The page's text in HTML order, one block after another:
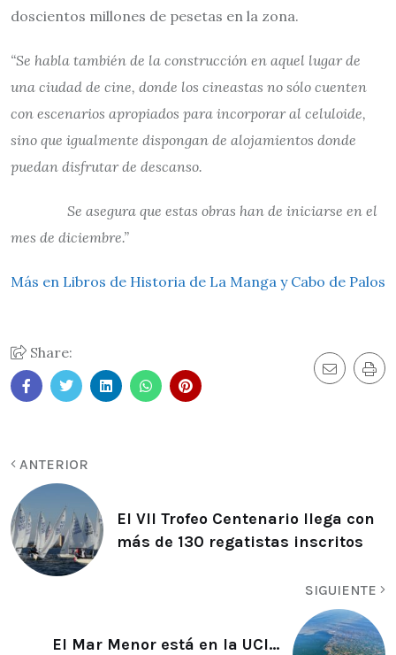
doscientos millones de pesetas en la zona.
“Se habla también de la construcción en aquel lugar de
una ciudad de cine, donde los cineastas no sólo cuenten
con escenarios apropiados para incorporar al celuloide,
sino que igualmente dispongan de alojamientos donde
puedan disfrutar de descanso.
Se asegura que estas obras han de iniciarse en el
mes de diciembre.”
Más en Libros de Historia de La Manga y Cabo de Palos
Share:
ANTERIOR
El VII Trofeo Centenario llega con
más de 130 regatistas inscritos
SIGUIENTE
El Mar Menor está en la UCI…